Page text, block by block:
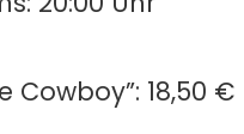
Cowboy”: 18,50 €